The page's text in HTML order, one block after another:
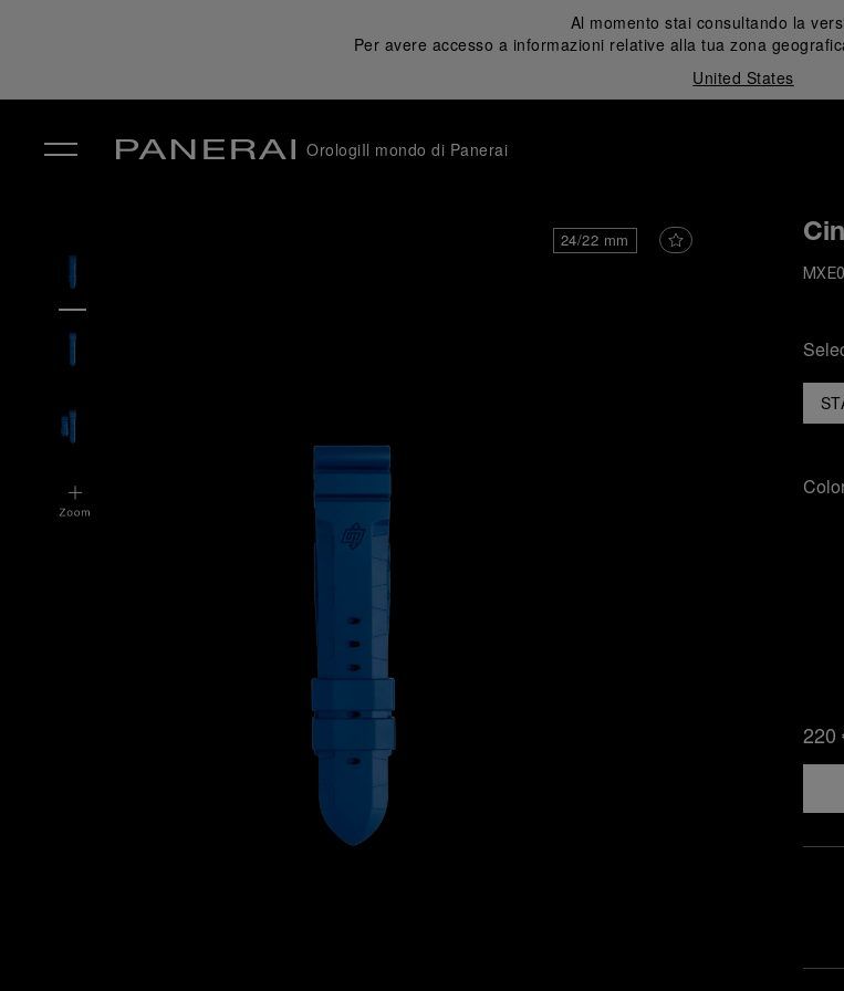
Al momento stai consultando la
Per avere accesso a informazioni relative alla tua zona
United States
OrologiIl mondo di Panerai
24/22 mm
220